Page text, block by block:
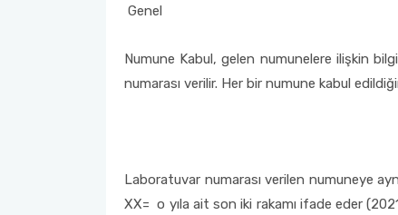
Genel
Numune Kabul, gelen numunelere ilişkin
numarası verilir. Her bir numune kabul
Laboratuvar numarası verilen numuneye
XX= o yıla ait son iki rakamı ifade eder